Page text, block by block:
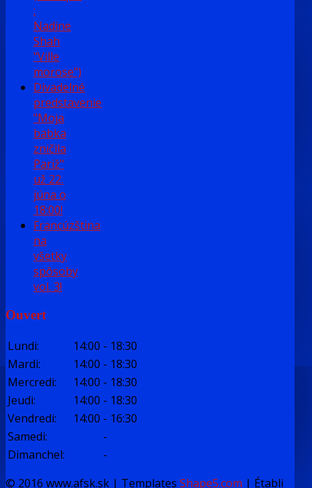
:
Nadine
Shah
"Ville
morose")
Divadelné
predstavenie
"Moja
babka
zničila
Pariž"
už 22.
júna o
18:00!
Francúzština
na
všetky
spôsoby
vol. 3!
Ouvert
Lundi: 14:00 - 18:30
Mardi: 14:00 - 18:30
Mercredi: 14:00 - 18:30
Jeudi: 14:00 - 18:30
Vendredi: 14:00 - 16:30
Samedi:
-
Dimanchel:
-
© 2016 www.afsk.sk | Templates Shape5.com | Établi